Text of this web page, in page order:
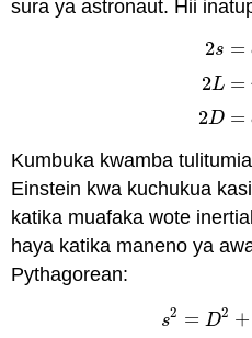
sura ya astronaut. Hii
2s
2L
2D
=
=
=
2s= cΔ
Kumbuka kwamba
Einstein kwa kuchukua
katika muafaka wote
haya katika maneno ya
Pythagorean:
s2 = D2 +